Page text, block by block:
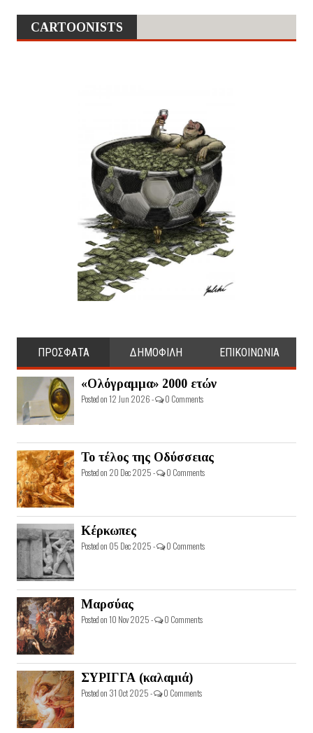
CARTOONISTS
ΠΡΟΣΦΑΤΑ ΔΗΜΟΦΙΛΗ ΕΠΙΚΟΙΝΩΝΙΑ
«Ολόγραμμα» 2000 ετών
Posted on 12 Jun 2026 - 0 Comments
Το τέλος της Οδύσσειας
Posted on 20 Dec 2025 - 0 Comments
Κέρκωπες
Posted on 05 Dec 2025 - 0 Comments
Μαρσύας
Posted on 10 Nov 2025 - 0 Comments
ΣΥΡΙΓΓΑ (καλαμιά)
Posted on 31 Oct 2025 - 0 Comments